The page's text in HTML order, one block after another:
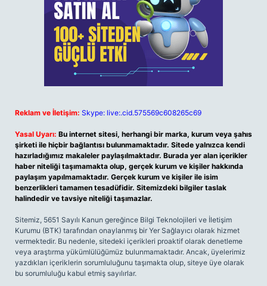
Reklam ve İletişim: Skype: live:.cid.575569c608265c69
Yasal Uyarı: Bu internet sitesi, herhangi bir marka, kurum veya şahıs
şirketi ile hiçbir bağlantısı bulunmamaktadır. Sitede yalnızca kendi
hazırladığımız makaleler paylaşılmaktadır. Burada yer alan içerikler
haber niteliği taşımamakta olup, gerçek kurum ve kişiler hakkında
paylaşım yapılmamaktadır. Gerçek kurum ve kişiler ile isim
benzerlikleri tamamen tesadüfidir. Sitemizdeki bilgiler taslak
halindedir ve tavsiye niteliği taşımazlar.
Sitemiz, 5651 Sayılı Kanun gereğince Bilgi Teknolojileri ve İletişim
Kurumu (BTK) tarafından onaylanmış bir Yer Sağlayıcı olarak hizmet
vermektedir. Bu nedenle, sitedeki içerikleri proaktif olarak denetleme
veya araştırma yükümlülüğümüz bulunmamaktadır. Ancak, üyelerimiz
yazdıkları içeriklerin sorumluluğunu taşımakta olup, siteye üye olarak
bu sorumluluğu kabul etmiş sayılırlar.